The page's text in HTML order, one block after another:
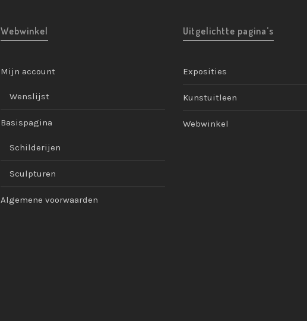
Webwinkel
Mijn account
Wenslijst
Basispagina
Schilderijen
Sculpturen
Algemene voorwaarden
Uitgelichtte pagina’s
Exposities
Kunstuitleen
Webwinkel